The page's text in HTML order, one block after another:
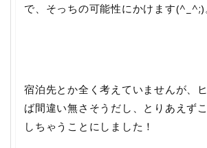
で、そっちの可能性にかけます(^_^;)
宿泊先とか全く考えていませんが、
ば間違い無さそうだし、とりあえず
しちゃうことにしました！